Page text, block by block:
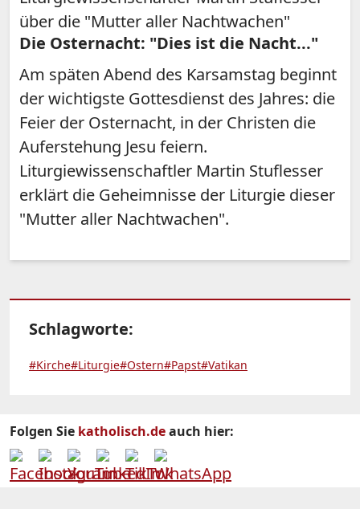
über die "Mutter aller Nachtwachen"
Die Osternacht: "Dies ist die Nacht..."
Am späten Abend des Karsamstag beginnt
der wichtigste Gottesdienst des Jahres: die
Feier der Osternacht, in der Christen die
Auferstehung Jesu feiern.
Liturgiewissenschaftler Martin Stuflesser
erklärt die Geheimnisse der Liturgie dieser
"Mutter aller Nachtwachen".
Schlagworte:
#Kirche#Liturgie#Ostern#Papst#Vatikan
Folgen Sie katholisch.deauch hier: